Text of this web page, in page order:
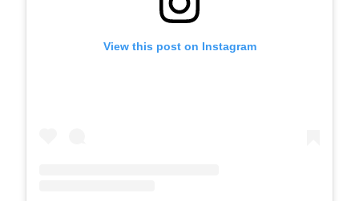
View this post on Instagram